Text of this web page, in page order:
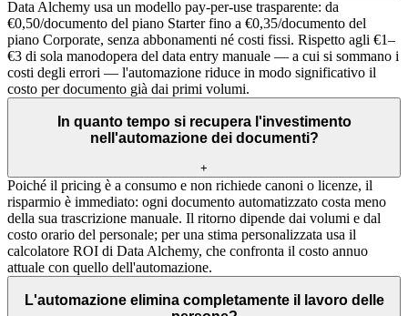
Data Alchemy usa un modello pay-per-use trasparente: da
€0,50/documento del piano Starter fino a €0,35/documento del
piano Corporate, senza abbonamenti né costi fissi. Rispetto agli €1–
€3 di sola manodopera del data entry manuale — a cui si sommano i
costi degli errori — l'automazione riduce in modo significativo il
costo per documento già dai primi volumi.
In quanto tempo si recupera l'investimento
nell'automazione dei documenti?
+
Poiché il pricing è a consumo e non richiede canoni o licenze, il
risparmio è immediato: ogni documento automatizzato costa meno
della sua trascrizione manuale. Il ritorno dipende dai volumi e dal
costo orario del personale; per una stima personalizzata usa il
calcolatore ROI di Data Alchemy, che confronta il costo annuo
attuale con quello dell'automazione.
L'automazione elimina completamente il lavoro delle